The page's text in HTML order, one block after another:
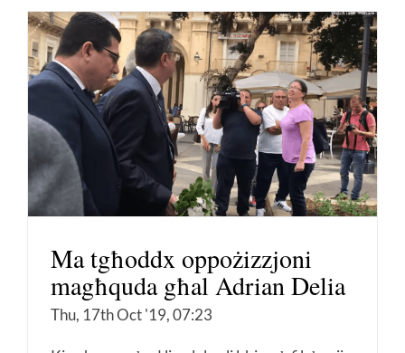
Ma tgħoddx oppożizzjoni
magħquda għal Adrian Delia
Thu, 17th Oct '19, 07:23